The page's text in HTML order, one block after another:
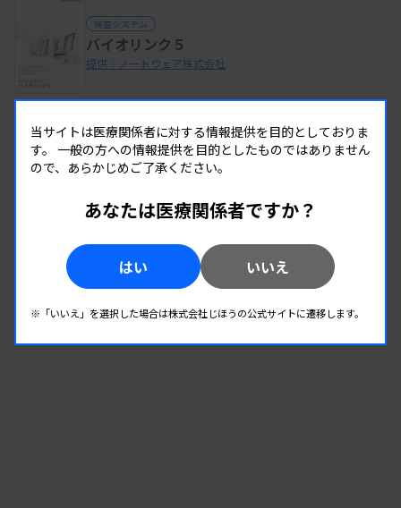
検査システム
バイオリンク５
提供：ノートウェア株式会社
検査システム
FORZ 検体検査システム
提供：株式会社エクセル・クリエイツ
同じカテゴリーの製品を全て見る
当サイトは医療関係者に対する情報提供を目的としておりま
す。 一般の方への情報提供を目的としたものではありません
ので、あらかじめご了承ください。
あなたは医療関係者ですか？
はい いいえ
※「いいえ」を選択した場合は株式会社じほうの公式サイトに遷移します。